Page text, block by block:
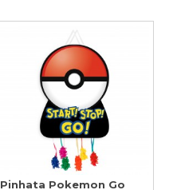
Pinhata Pokemon Go